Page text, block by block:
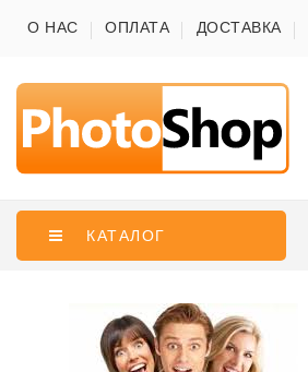
О НАС ОПЛАТА ДОСТАВКА
КАТАЛОГ